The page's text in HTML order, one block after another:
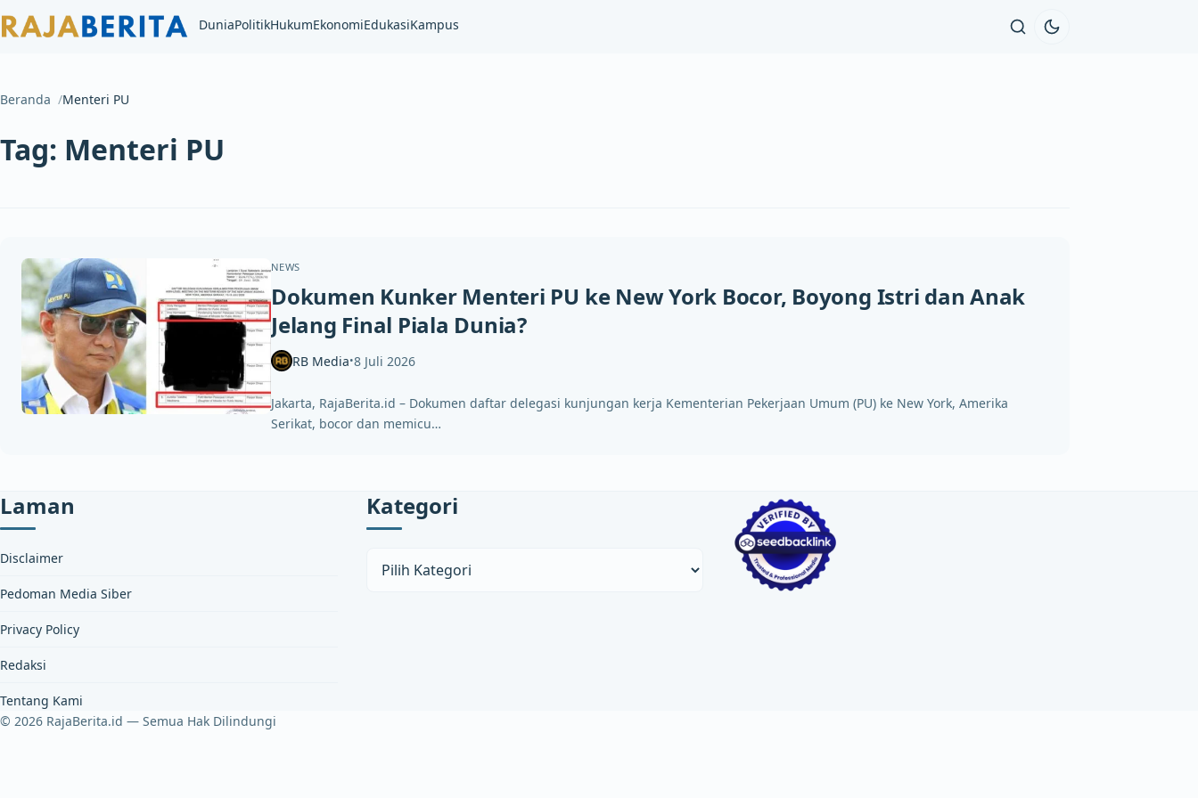
DuniaPolitikHukumEkonomiEdukasiKampus
Beranda Menteri PU
Tag: Menteri PU
NEWS
Dokumen Kunker Menteri PU ke New York Bocor, Boyong Istri dan Anak
Jelang Final Piala Dunia?
RB Media•8 Juli 2026
Jakarta, RajaBerita.id – Dokumen daftar delegasi kunjungan kerja Kementerian Pekerjaan Umum (PU) ke New York, Amerika
Serikat, bocor dan memicu…
Laman
Disclaimer
Pedoman Media Siber
Privacy Policy
Redaksi
Tentang Kami
Kategori
© 2026 RajaBerita.id — Semua Hak Dilindungi